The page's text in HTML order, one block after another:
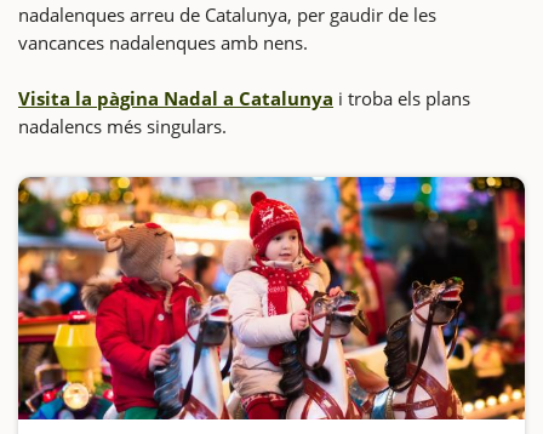
nadalenques arreu de Catalunya, per gaudir de les
vancances nadalenques amb nens.
Visita la pàgina Nadal a Catalunya i troba els plans
nadalencs més singulars.